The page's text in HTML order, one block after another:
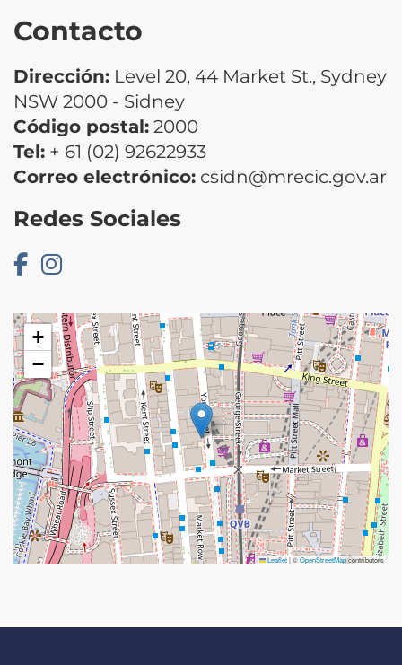
Contacto
Dirección: Level 20, 44 Market St., Sydney
NSW 2000 - Sidney
Código postal: 2000
Tel: + 61 (02) 92622933
Correo electrónico: csidn@mrecic.gov.ar
Redes Sociales
+
−
Leaflet|©OpenStreetMapcontributors